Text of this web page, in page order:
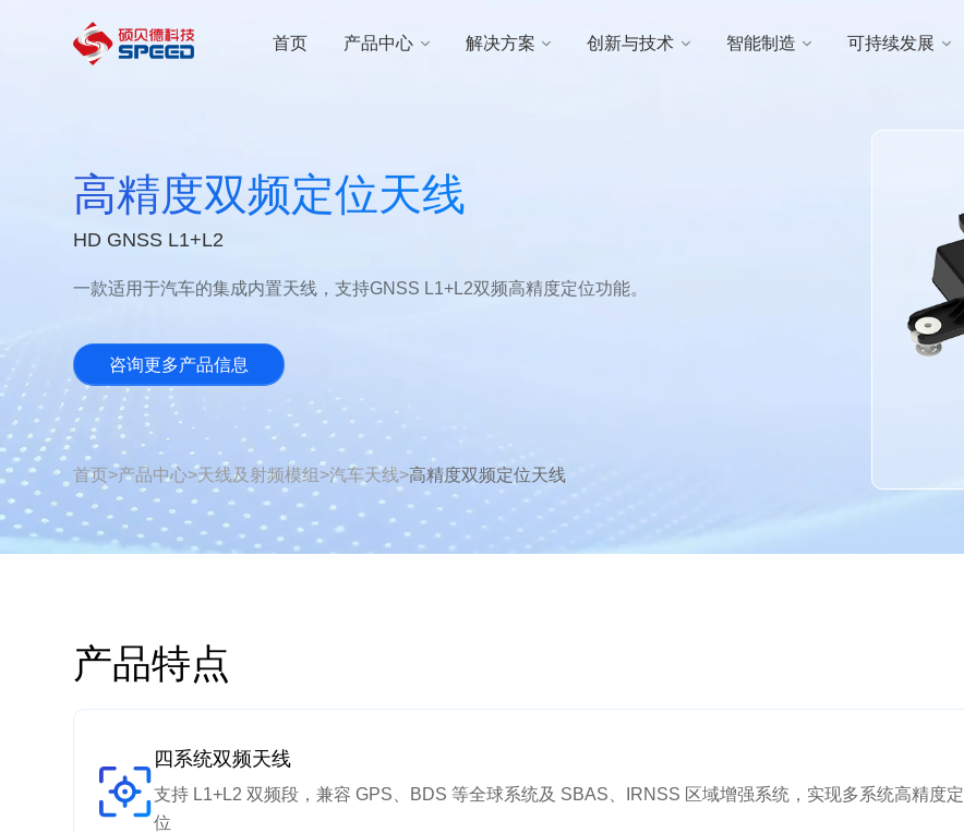
首页 产品中心 解决方案 创新与技术 智能制造 可持续发展
解决方案
可持续发展
关于我们
投资者关系
高精度双频定位天线
HD GNSS L1+L2
一款适用于汽车的集成内置天线，支持GNSS L1+L2双频高精度定位功能。
咨询更多产品信息
首页>产品中心>天线及射频模组 >汽车天线>高精度双频定位天线
产品特点
四系统双频天线
支持 L1+L2 双频段，兼容 GPS、BDS 等全球系统及 SBAS、IRNSS 区域增强系统，实现多系统高精度定
位